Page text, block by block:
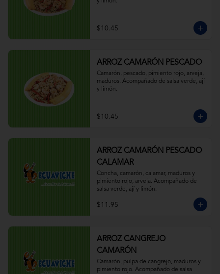
$10.45
ARROZ CAMARÓN PESCADO
Camarón, pescado, pimiento rojo, arveja,
maduros. Acompañado de salsa verde, ají
y limón.
$10.45
ARROZ CAMARÓN PESCADO
CALAMAR
Concha, camarón, calamar, maduros y
pimiento rojo, arveja. Acompañado de
salsa verde, ají y limón.
$11.95
ARROZ CANGREJO
CAMARÓN
Camarón, pulpa de cangrejo, maduros y
pimiento rojo. Acompañado de salsa